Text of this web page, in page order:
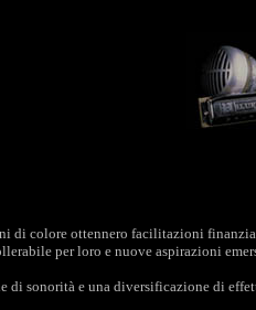
di colore ottennero facilitazioni
per loro e nuove aspirazioni
di sonorità e una diversificazione di